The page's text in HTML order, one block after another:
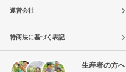
運営会社
特商法に基づく表記
生産者の方へ